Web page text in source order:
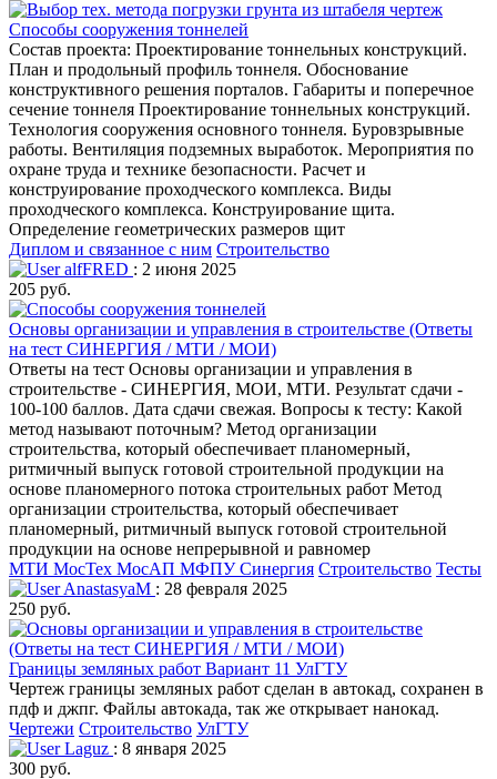
Способы сооружения тоннелей
Состав проекта: Проектирование тоннельных конструкций.
План и продольный профиль тоннеля. Обоснование
конструктивного решения порталов. Габариты и поперечное
сечение тоннеля Проектирование тоннельных конструкций.
Технология сооружения основного тоннеля. Буровзрывные
работы. Вентиляция подземных выработок. Мероприятия по
охране труда и технике безопасности. Расчет и
конструирование проходческого комплекса. Виды
проходческого комплекса. Конструирование щита.
Определение геометрических размеров щит
Диплом и связанное с ним Строительство
alfFRED : 2 июня 2025
205 руб.
Основы организации и управления в строительстве (Ответы
на тест СИНЕРГИЯ / МТИ / МОИ)
Ответы на тест Основы организации и управления в
строительстве - СИНЕРГИЯ, МОИ, МТИ. Результат сдачи -
100-100 баллов. Дата сдачи свежая. Вопросы к тесту: Какой
метод называют поточным? Метод организации
строительства, который обеспечивает планомерный,
ритмичный выпуск готовой строительной продукции на
основе планомерного потока строительных работ Метод
организации строительства, который обеспечивает
планомерный, ритмичный выпуск готовой строительной
продукции на основе непрерывной и равномер
МТИ МосТех МосАП МФПУ Синергия Строительство Тесты
AnastasyaM : 28 февраля 2025
250 руб.
Границы земляных работ Вариант 11 УлГТУ
Чертеж границы земляных работ сделан в автокад, сохранен в
пдф и джпг. Файлы автокада, так же открывает нанокад.
Чертежи Строительство УлГТУ
Laguz : 8 января 2025
300 руб.